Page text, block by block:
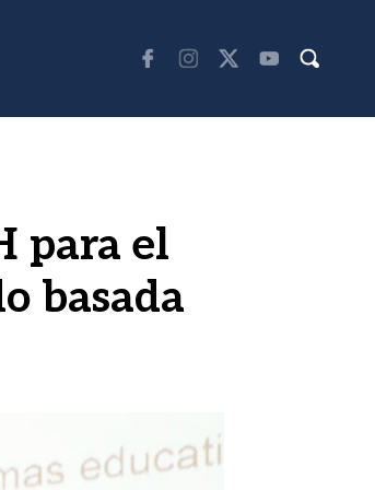
para el
basada